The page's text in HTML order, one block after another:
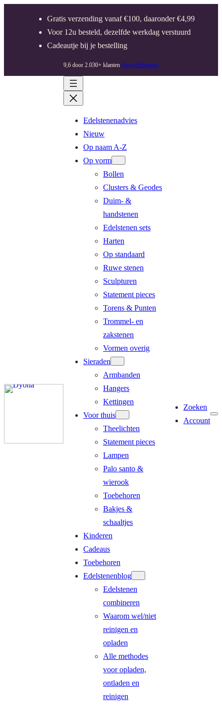
Gratis verzending vanaf €100, daaronder €4,99
Voor 12u besteld, dezelfde werkdag verstuurd
Cadeautje bij je bestelling
9,6 door 2.030+ klanten (beoordelingen)
Edelstenenadvies
Nieuw
Op naam A-Z
Op vorm
Bollen
Clusters & Geodes
Duim- &
handstenen
Edelstenen sets
Harten
Op standaard
Ruwe stenen
Sculpturen
Statement pieces
Torens & Punten
Trommel- en
zakstenen
Vormen overig
Sieraden
Armbanden
Hangers
Kettingen
Voor thuis
Theelichten
Statement pieces
Lampen
Palo santo &
wierook
Toebehoren
Bakjes &
schaaltjes
Kinderen
Cadeaus
Toebehoren
Edelstenenblog
Edelstenen
combineren
Waarom wel/niet
reinigen en
opladen
Alle methodes
voor opladen,
ontladen en
reinigen
Zoeken
Account